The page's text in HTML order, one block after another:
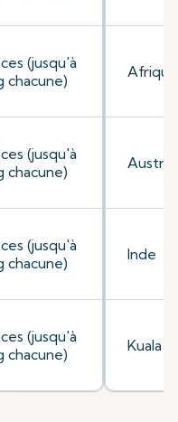
(jusqu'à
chacune)
(jusqu'à
chacune)
(jusqu'à
chacune)
(jusqu'à
chacune)
Inde
Kuala